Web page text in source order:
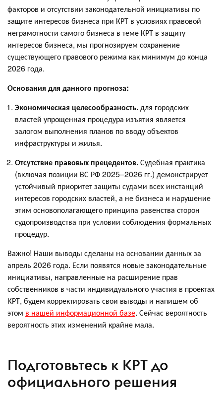
факторов и отсутствии законодательной инициативы по
защите интересов бизнеса при КРТ в условиях правовой
неграмотности самого бизнеса в теме КРТ в защиту
интересов бизнеса, мы прогнозируем сохранение
существующего правового режима как минимум до конца
2026 года.
Основания для данного прогноза:
Экономическая целесообразность.для городских
властей упрощенная процедура изъятия является
залогом выполнения планов по вводу объектов
инфраструктуры и жилья.
Отсутствие правовых прецедентов.Судебная практика
(включая позиции ВС РФ 2025–2026 гг.) демонстрирует
устойчивый приоритет защиты судами всех инстанций
интересов городских властей, а не бизнеса и нарушение
этим основополагающего принципа равенства сторон
судопроизводства при условии соблюдения формальных
процедур.
Важно! Наши выводы сделаны на основании данных за
апрель 2026 года. Если появятся новые законодательные
инициативы, направленные на расширение прав
собственников в части индивидуального участия в проектах
КРТ, будем корректировать свои выводы и напишем об
этом в нашей информационной базе. Сейчас вероятность
вероятность этих изменений крайне мала.
Подготовьтесь к КРТ до
официального решения